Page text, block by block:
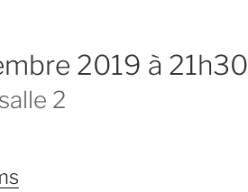
2019 à 21h30
2